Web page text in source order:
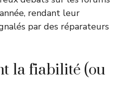
rendant leur
par des réparateurs
la fiabilité (ou